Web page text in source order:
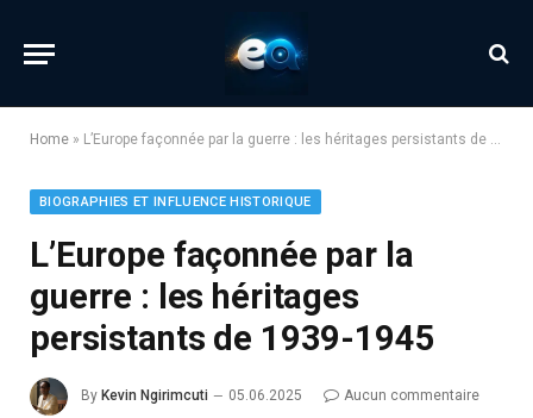
Home » L’Europe façonnée par la guerre : les héritages persistants de 1939-1945
BIOGRAPHIES ET INFLUENCE HISTORIQUE
L’Europe façonnée par la
guerre : les héritages
persistants de 1939-1945
By Kevin Ngirimcuti 05.06.2025
Aucun commentaire